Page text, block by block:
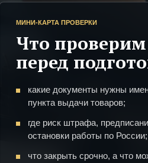
МИНИ-КАРТА ПРОВЕРКИ
Что проверим
перед
какие документы нужны
пункта выдачи товаров;
где риск штрафа,
остановки работы по России;
что закрыть срочно, а что